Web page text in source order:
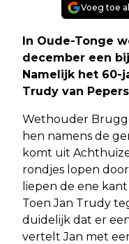
Voeg toe
In Oude-Tonge
december een
Namelijk het 60-
Trudy van
Wethouder
hen namens de
komt uit
rondjes lopen
liepen de ene
Toen Jan Trudy
duidelijk dat er
vertelt Jan met